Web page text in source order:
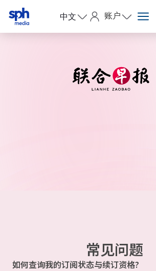
中文 账户
常见问题
如何查询我的订阅状态与续订资格?